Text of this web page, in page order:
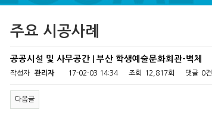
주요 시공사례
공공시설 및 사무공간 | 부산 학생예술문화회관-벽체
작성자 관리자 17-02-03 14:34 조회 12,817회 댓글 0건
다음글